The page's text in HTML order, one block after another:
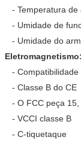
- Temperatura de
- Umidade de
- Umidade do
Eletromagnetismo:
- Compatibilidade
- Classe B do CE
- O FCC peça 15,
- VCCI classe B
- C-tiquetaque